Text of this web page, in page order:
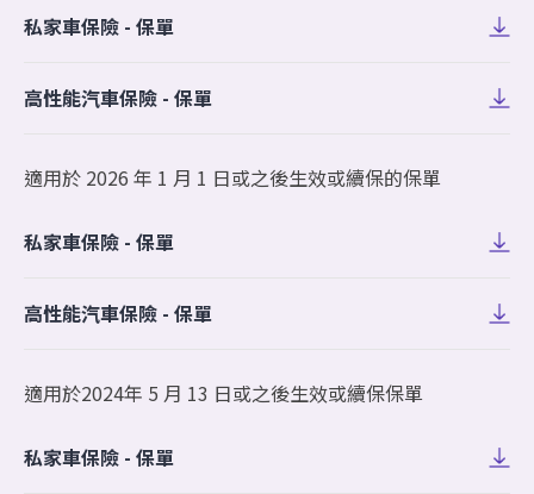
私家車保險 - 保單
高性能汽車保險 - 保單
適用於 2026 年 1 月 1 日或之後生效或續保的保單
私家車保險 - 保單
高性能汽車保險 - 保單
適用於2024年 5 月 13 日或之後生效或續保保單
私家車保險 - 保單